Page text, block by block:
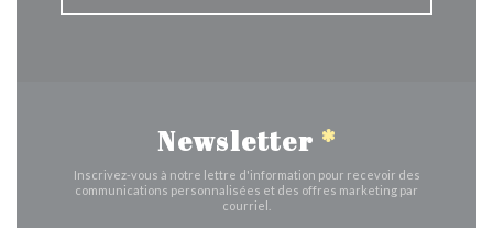
Newsletter *
Inscrivez-vous à notre lettre d'information pour recevoir des
communications personnalisées et des offres marketing par
courriel.